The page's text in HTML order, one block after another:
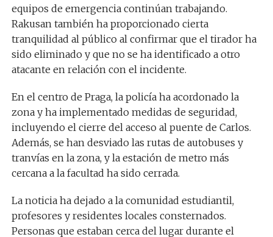
equipos de emergencia continúan trabajando.
Rakusan también ha proporcionado cierta
tranquilidad al público al confirmar que el tirador ha
sido eliminado y que no se ha identificado a otro
atacante en relación con el incidente.
En el centro de Praga, la policía ha acordonado la
zona y ha implementado medidas de seguridad,
incluyendo el cierre del acceso al puente de Carlos.
Además, se han desviado las rutas de autobuses y
tranvías en la zona, y la estación de metro más
cercana a la facultad ha sido cerrada.
La noticia ha dejado a la comunidad estudiantil,
profesores y residentes locales consternados.
Personas que estaban cerca del lugar durante el